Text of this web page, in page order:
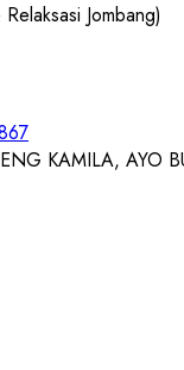
Jombang)
KAMILA, AYO